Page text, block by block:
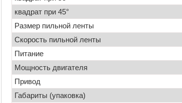
квадрат при 45°
Размер пильной ленты
Скорость пильной ленты
Питание
Мощность двигателя
Привод
Габариты (упаковка)